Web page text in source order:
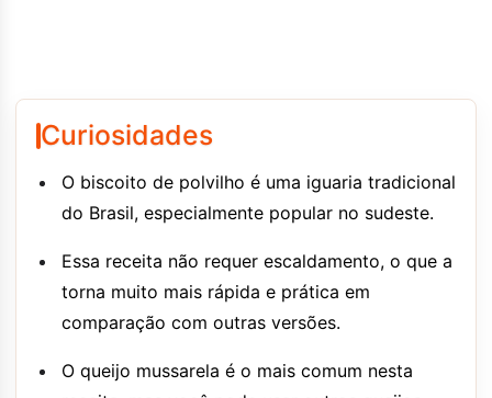
Curiosidades
O biscoito de polvilho é uma iguaria tradicional
do Brasil, especialmente popular no sudeste.
Essa receita não requer escaldamento, o que a
torna muito mais rápida e prática em
comparação com outras versões.
O queijo mussarela é o mais comum nesta